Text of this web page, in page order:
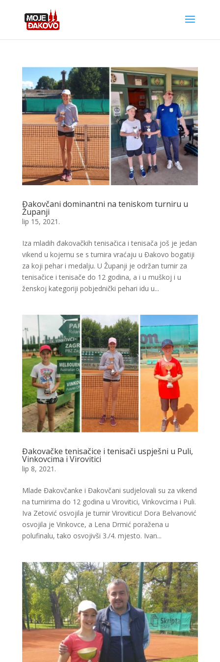
Đakovčani dominantni na teniskom turniru u
Županji
lip 15, 2021.
Iza mladih đakovačkih tenisačica i tenisača još je jedan
vikend u kojemu se s turnira vraćaju u Đakovo bogatiji
za koji pehar i medalju. U Županji je održan turnir za
tenisačice i tenisače do 12 godina, a i u muškoj i u
ženskoj kategoriji pobjednički pehari idu u...
Đakovačke tenisačice i tenisači uspješni u Puli,
Vinkovcima i Virovitici
lip 8, 2021.
Mlade Đakovčanke i Đakovčani sudjelovali su za vikend
na turnirima do 12 godina u Virovitici, Vinkovcima i Puli.
Iva Zetović osvojila je turnir Viroviticu! Dora Belvanović
osvojila je Vinkovce, a Lena Drmić poražena u
polufinalu, tako osvojivši 3./4. mjesto. Ivan...